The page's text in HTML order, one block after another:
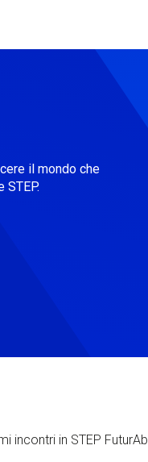
il mondo che
incontri in STEP